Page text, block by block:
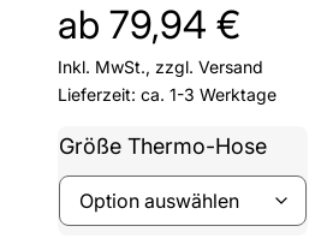
ab 79,94 €
Inkl. MwSt., zzgl. Versand
Lieferzeit: ca. 1-3 Werktage
Größe Thermo-Hose